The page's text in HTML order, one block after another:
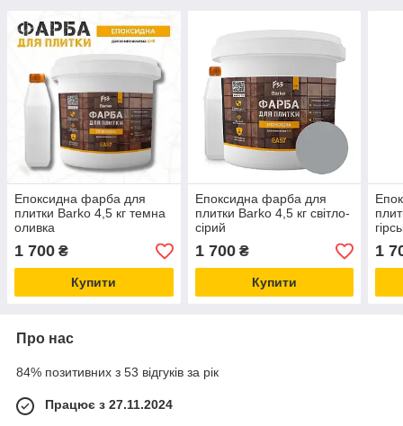
Епоксидна фарба для
плитки Barko 4,5 кг темна
оливка
1 700 ₴
Купити
Епоксидна фарба для
плитки Barko 4,5 кг світло-
сірий
1 700₴
Купити
1
Про нас
84% позитивних з 53 відгуків за рік
Працює з 27.11.2024